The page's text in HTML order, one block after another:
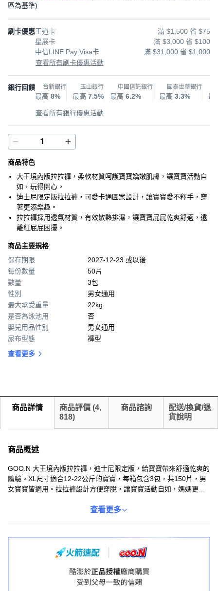
區為基準)
刷卡優惠王道卡
滿 $1,500 省 $75
星展卡
滿 $3,000 省 $100
中信LINE Pay Visa卡
滿 $31,000 省 $1,000
查看所有刷卡優惠活動
銀行回饋 台新銀行
最高 8%
玉山銀行
最高 7.5%
中國信託銀行
最高 6.2%
國泰世華銀行
最高 3.3% 最
查看所有銀行優惠活動
商品特色
大王境內版拉拉褲，柔軟材質呵護寶寶嬌嫩肌膚，讓寶寶活動自
如，玩得開心。
迪士尼限定版拉拉褲，可愛卡通圖案設計，讓寶寶愛不釋手，穿
著更添樂趣。
拉拉褲採用透氣材質，有效散熱排濕，讓寶寶屁屁乾爽舒適，遠
離紅屁屁困擾。
商品主要規格
保存期限
2027-12-23 或以後
每份數量
50片
數量
3包
性別
男女通用
最大承受重量
22kg
是否為泳池用
否
嬰兒用品性別
男女通用
尿布型態
褲型
查看更多
商品詳情 商品評價 (4,
818)
商品諮詢
配送/換貨/退
貨說明
商品概述
GOO.N 大王境內版拉拉褲，迪士尼限定版，給寶寶帶來舒適乾爽的
體驗。XL尺寸適合12-22公斤的寶寶，每箱包含3包，共150片，男
女寶寶皆適用。拉拉褲設計方便穿脫，讓寶寶活動自如，媽媽更省
查看更多